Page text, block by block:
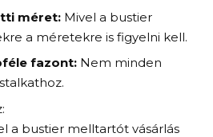
méret: Mivel a bustier
a méretekre is figyelni kell.
fazont: Nem minden
a bustier melltartót vásárlás